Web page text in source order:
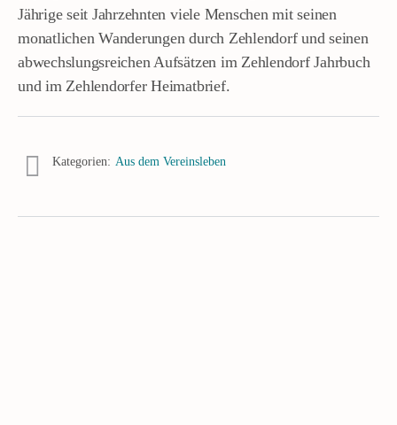
Jährige seit Jahrzehnten viele Menschen mit seinen
monatlichen Wanderungen durch Zehlendorf und seinen
abwechslungsreichen Aufsätzen im Zehlendorf Jahrbuch
und im Zehlendorfer Heimatbrief.
Kategorien: Aus dem Vereinsleben